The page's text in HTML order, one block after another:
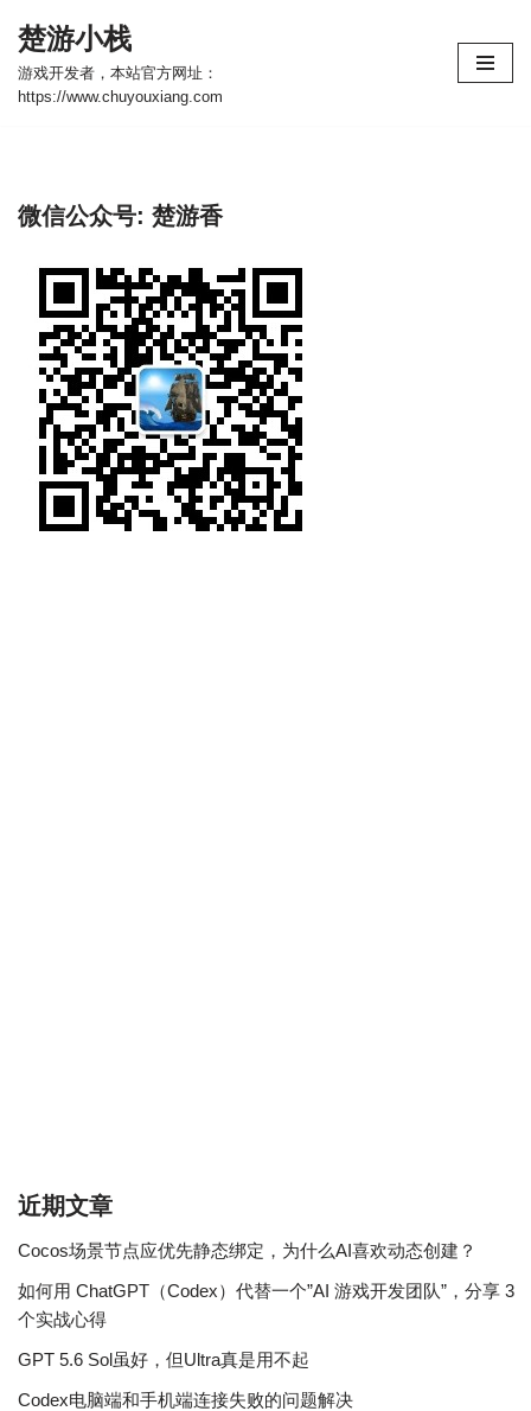
跳
至
楚游小栈
游戏开发者，本站官方网址：
https://www.chuyouxiang.com
微信公众号: 楚游香
近期文章
Cocos场景节点应优先静态绑定，为什么AI喜欢动态创建？
如何用 ChatGPT（Codex）代替一个”AI 游戏开发团队”，分享 3
个实战心得
GPT 5.6 Sol虽好，但Ultra真是用不起
Codex电脑端和手机端连接失败的问题解决